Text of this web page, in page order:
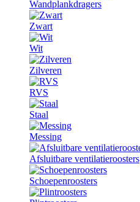
Wandplankdragers
Zwart
Wit
Zilveren
RVS
Staal
Messing
Afsluitbare ventilatieroosters
Schoepenroosters